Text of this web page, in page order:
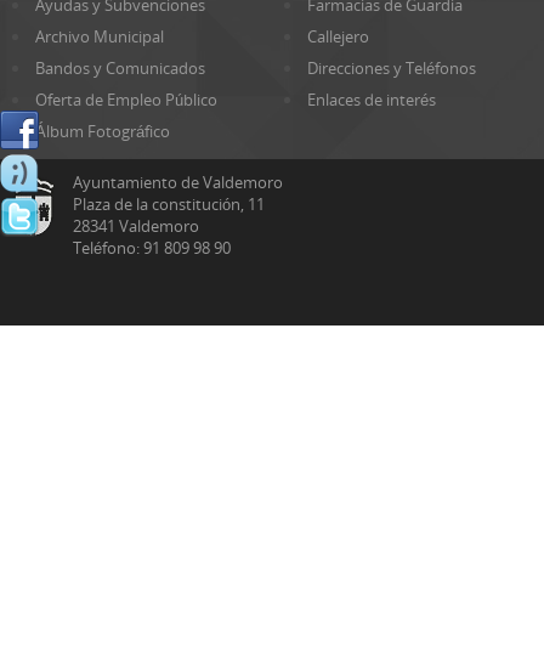
Ayudas y Subvenciones
Farmacias de Guardia
Archivo Municipal
Callejero
Bandos y Comunicados
Direcciones y Teléfonos
Oferta de Empleo Público
Enlaces de interés
Álbum Fotográfico
Ayuntamiento de Valdemoro
Plaza de la constitución, 11
28341 Valdemoro
Teléfono: 91 809 98 90